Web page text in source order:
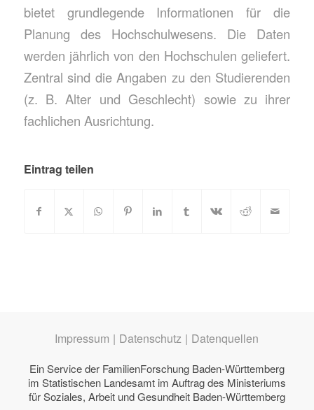
bietet grundlegende Informationen für die
Planung des Hochschulwesens. Die Daten
werden jährlich von den Hochschulen geliefert.
Zentral sind die Angaben zu den Studierenden
(z. B. Alter und Geschlecht) sowie zu ihrer
fachlichen Ausrichtung.
Eintrag teilen
Impressum | Datenschutz | Datenquellen
Ein Service der FamilienForschung Baden-Württemberg
im Statistischen Landesamt im Auftrag des Ministeriums
für Soziales, Arbeit und Gesundheit Baden-Württemberg